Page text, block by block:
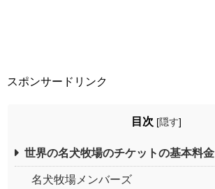
スポンサードリンク
目次 [隠す]
世界の名犬牧場のチケットの基本料金
名犬牧場メンバーズ